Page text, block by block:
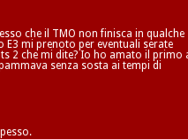
che il TMO non finisca in qualche
mi prenoto per eventuali serate
2 che mi dite? Io ho amato il primo
senza sosta ai tempi di